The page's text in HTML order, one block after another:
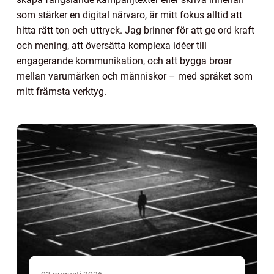
som stärker en digital närvaro, är mitt fokus alltid att
hitta rätt ton och uttryck. Jag brinner för att ge ord kraft
och mening, att översätta komplexa idéer till
engagerande kommunikation, och att bygga broar
mellan varumärken och människor – med språket som
mitt främsta verktyg.